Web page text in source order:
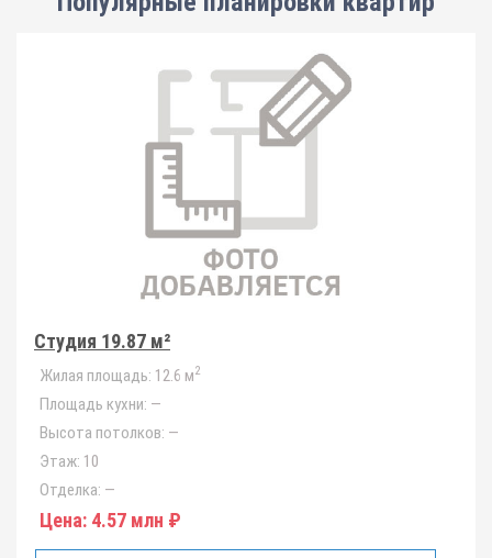
Студия 19.87 м²
Жилая площадь: 12.6 м2
Площадь кухни: —
Высота потолков: —
Этаж: 10
Отделка: —
Цена: 4.57 млн ₽